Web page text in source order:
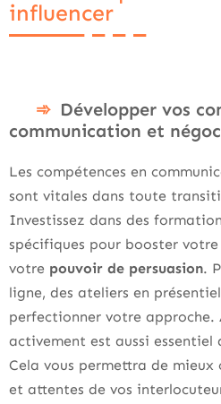
influencer
Développer vos
communication et
Les compétences en
sont vitales dans toute
Investissez dans des
spécifiques pour booster votre
votre pouvoir de persuasion.
ligne, des ateliers en
perfectionner votre approche.
activement est aussi essentiel
Cela vous permettra de mieux
et attentes de vos